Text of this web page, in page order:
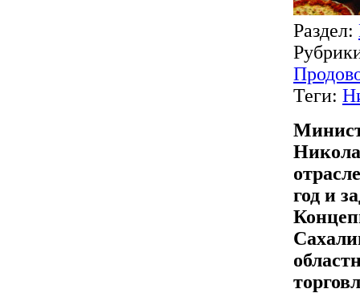
Раздел:
Теги:
год и